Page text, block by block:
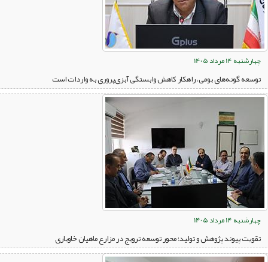
چهارشنبه 14 مرداد 1405
توسعه گونه‌های بومی، راهکار کاهش وابستگی آبزی‌پروری به واردات است
چهارشنبه 14 مرداد 1405
تقویت پیوند پژوهش و تولید؛ محور توسعه ترویج در مزارع ماهیان خاویاری